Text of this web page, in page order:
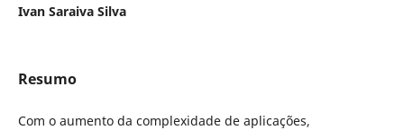
Ivan Saraiva Silva
Resumo
Com o aumento da complexidade de aplicações,